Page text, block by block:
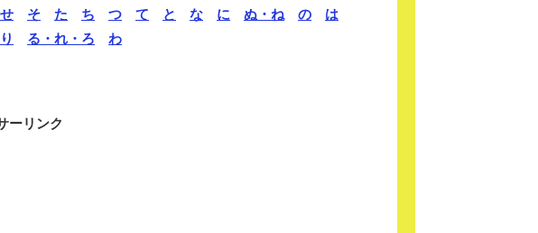
せ そ た ち つ て と な に ぬ・ね の
は
り る・れ・ろ わ
ーリンク